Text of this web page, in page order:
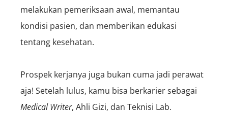
melakukan pemeriksaan awal, memantau
kondisi pasien, dan memberikan edukasi
tentang kesehatan.
Prospek kerjanya juga bukan cuma jadi perawat
aja! Setelah lulus, kamu bisa berkarier sebagai
Medical Writer, Ahli Gizi, dan Teknisi Lab.